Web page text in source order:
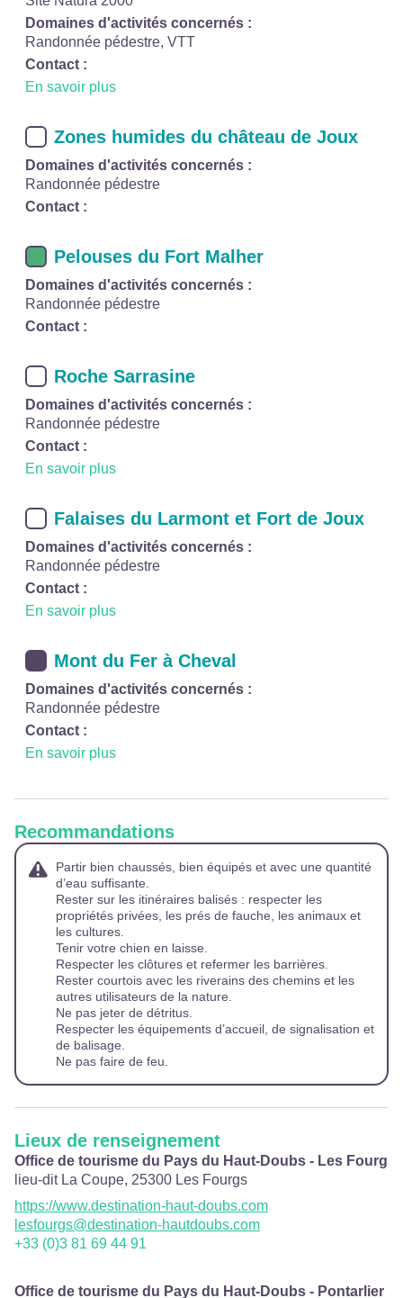
Domaines d'activités concernés :
Randonnée pédestre, VTT
Contact :
En savoir plus
Zones humides du château de Joux
Domaines d'activités concernés :
Randonnée pédestre
Contact :
Pelouses du Fort Malher
Domaines d'activités concernés :
Randonnée pédestre
Contact :
Roche Sarrasine
Domaines d'activités concernés :
Randonnée pédestre
Contact :
En savoir plus
Falaises du Larmont et Fort de Joux
Domaines d'activités concernés :
Randonnée pédestre
Contact :
En savoir plus
Mont du Fer à Cheval
Domaines d'activités concernés :
Randonnée pédestre
Contact :
En savoir plus
Recommandations
Partir bien chaussés, bien équipés et avec une quantité
d’eau suffisante.
Rester sur les itinéraires balisés : respecter les
propriétés privées, les prés de fauche, les animaux et
les cultures.
Tenir votre chien en laisse.
Respecter les clôtures et refermer les barrières.
Rester courtois avec les riverains des chemins et les
autres utilisateurs de la nature.
Ne pas jeter de détritus.
Respecter les équipements d’accueil, de signalisation et
de balisage.
Ne pas faire de feu.
Lieux de renseignement
Office de tourisme du Pays du Haut-Doubs - Les Fourgs
lieu-dit La Coupe, 25300 Les Fourgs
https://www.destination-haut-doubs.com
lesfourgs@destination-hautdoubs.com
+33 (0)3 81 69 44 91
Office de tourisme du Pays du Haut-Doubs - Pontarlier